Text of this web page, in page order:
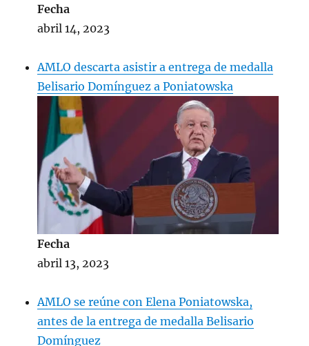
Fecha
abril 14, 2023
AMLO descarta asistir a entrega de medalla
Belisario Domínguez a Poniatowska
Fecha
abril 13, 2023
AMLO se reúne con Elena Poniatowska,
antes de la entrega de medalla Belisario
Domínguez